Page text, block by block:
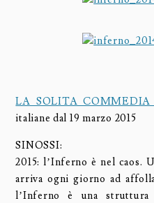
LA SOLITA COMMEDIA
italiane dal 19 marzo 2015
SINOSSI:
2015: l’Inferno è nel caos.
arriva ogni giorno ad
l’Inferno è una struttura